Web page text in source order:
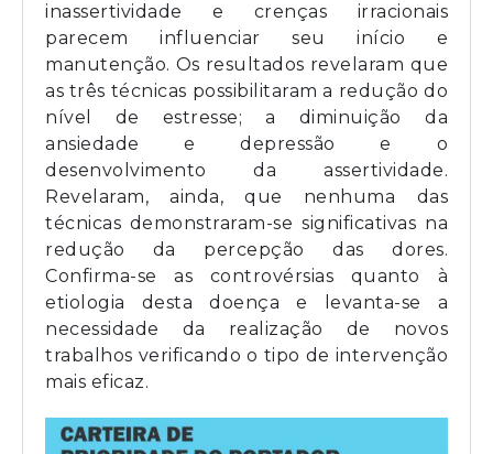
inassertividade e crenças irracionais
parecem influenciar seu início e
manutenção. Os resultados revelaram que
as três técnicas possibilitaram a redução do
nível de estresse; a diminuição da
ansiedade e depressão e o
desenvolvimento da assertividade.
Revelaram, ainda, que nenhuma das
técnicas demonstraram-se significativas na
redução da percepção das dores.
Confirma-se as controvérsias quanto à
etiologia desta doença e levanta-se a
necessidade da realização de novos
trabalhos verificando o tipo de intervenção
mais eficaz.